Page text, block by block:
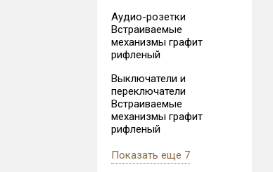
Аудио-розетки
Встраиваемые
механизмы графит
рифленый
Выключатели и
переключатели
Встраиваемые
механизмы графит
рифленый
Показать еще 7